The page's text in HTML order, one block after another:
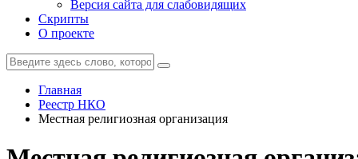
Версия сайта для слабовидящих
Скрипты
О проекте
Главная
Реестр НКО
Местная религиозная организация